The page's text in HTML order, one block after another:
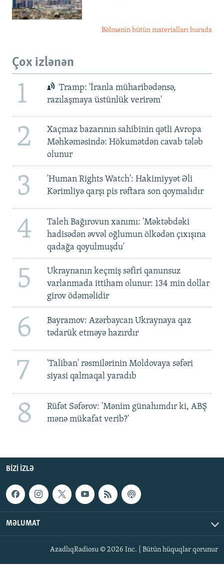
Bölmənin bütün materialları burada
Çox izlənən
1
Tramp: 'İranla müharibədənsə,
razılaşmaya üstünlük verirəm'
2
Xaçmaz bazarının sahibinin qətli Avropa
Məhkəməsində: Hökumətdən cavab tələb
olunur
3
'Human Rights Watch': Hakimiyyət Əli
Kərimliyə qarşı pis rəftara son qoymalıdır
4
Taleh Bağırovun xanımı: 'Məktəbdəki
hadisədən əvvəl oğlumun ölkədən çıxışına
qadağa qoyulmuşdu'
5
Ukraynanın keçmiş səfiri qanunsuz
varlanmada ittiham olunur: 134 min dollar
girov ödəməlidir
6
Bayramov: Azərbaycan Ukraynaya qaz
tədarük etməyə hazırdır
7
'Taliban' rəsmilərinin Moldovaya səfəri
siyasi qalmaqal yaradıb
8
Rüfət Səfərov: 'Mənim günahımdır ki, ABŞ
mənə mükafat verib?'
BIZI IZLƏ
MƏLUMAT
AzadlıqRadiosu © 2026 Inc. | Bütün hüquqlar qorunur